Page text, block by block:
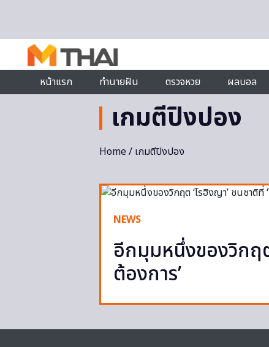
หน้าแรก
ทำนายฝัน ตรวจหวย ผลบอล
เกมตีปิงปอง
Home/ เกมตีปิงปอง
NEWS
อีกมุมหนึ่งของวิกฤต
ต้องการ’